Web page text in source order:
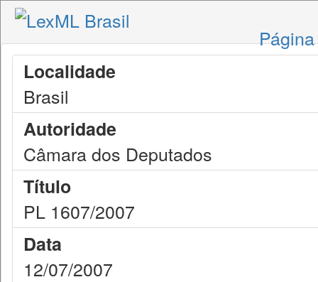
Localidade
Brasil
Autoridade
Câmara dos Deputados
Título
PL 1607/2007
Data
12/07/2007